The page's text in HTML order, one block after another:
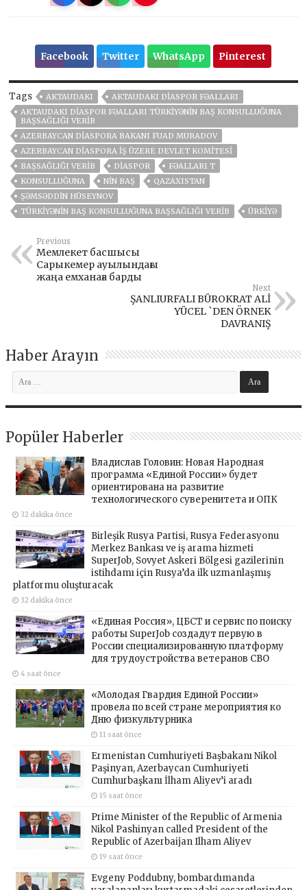
Facebook Twitter WhatsApp Pinterest
Tags AKTAUDAKI
AKTAUDAKI DIASPOR FƏALLARI
AKTAUDAKI DIASPOR FƏALLARI TÜRKIYƏNIN BAŞ KONSULLUĞUNA
BAŞSAĞLIĞI VERIB
AZERBAYCAN DIASPORA BAKANI FUAD MURADOV
AZERBAYCAN DIASPORA İŞ ÜZERE DEVLET KOMITESI
BAŞSAĞLIĞI VERIB
DIASPOR
FƏALLARI T
KONSULLUĞUNA
NIN BAŞ
QAZAXISTAN
ŞƏMSƏDDIN HÜSEYNOV
TÜRKIYƏNIN BAŞ KONSULLUĞUNA BAŞSAĞLIĞI VERIB
ÜRKIYƏ
Previous
Мемлекет басшысы
Сарыкемер ауылындағы
жаңа емханаға барды
Next
ŞANLIURFALI BÜROKRAT ALİ
YÜCEL `DEN ÖRNEK
DAVRANIŞ
Haber Arayın
Popüler Haberler
Владислав Головин: Новая Народная
программа «Единой России» будет
ориентирована на развитие
технологического суверенитета и ОПК
32 dakika önce
Birleşik Rusya Partisi, Rusya Federasyonu
Merkez Bankası ve iş arama hizmeti
SuperJob, Sovyet Askeri Bölgesi gazilerinin
istihdamı için Rusya’da ilk uzmanlaşmış
platformu oluşturacak
32 dakika önce
«Единая Россия», ЦБСТ и сервис по поиску
работы SuperJob создадут первую в
России специализированную платформу
для трудоустройства ветеранов СВО
4 saat önce
«Молодая Гвардия Единой России»
провела по всей стране мероприятия ко
Дню физкультурника
11 saat önce
Ermenistan Cumhuriyeti Başbakanı Nikol
Paşinyan, Azerbaycan Cumhuriyeti
Cumhurbaşkanı İlham Aliyev’i aradı
15 saat önce
Prime Minister of the Republic of Armenia
Nikol Pashinyan called President of the
Republic of Azerbaijan Ilham Aliyev
19 saat önce
Evgeny Poddubny, bombardımanda